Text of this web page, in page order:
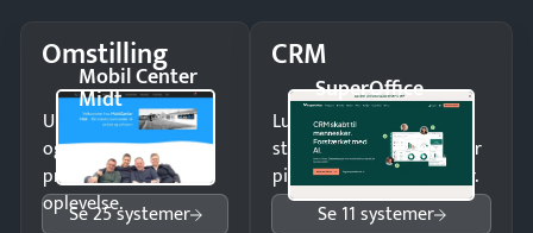
Omstilling
Mobil Center
Midt
Undgå tabte opkald
og giv kunderne en
professionel
oplevelse.
Se 25 systemer
CRM
SuperOffice
Luk flere salg med et
struktureret overblik over
pipeline og opfølgninger.
Se 11 systemer